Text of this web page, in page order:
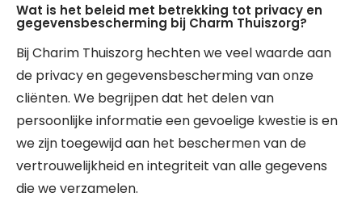
Wat is het beleid met betrekking tot privacy en
gegevensbescherming bij Charm Thuiszorg?
Bij Charim Thuiszorg hechten we veel waarde aan
de privacy en gegevensbescherming van onze
cliënten. We begrijpen dat het delen van
persoonlijke informatie een gevoelige kwestie is en
we zijn toegewijd aan het beschermen van de
vertrouwelijkheid en integriteit van alle gegevens
die we verzamelen.